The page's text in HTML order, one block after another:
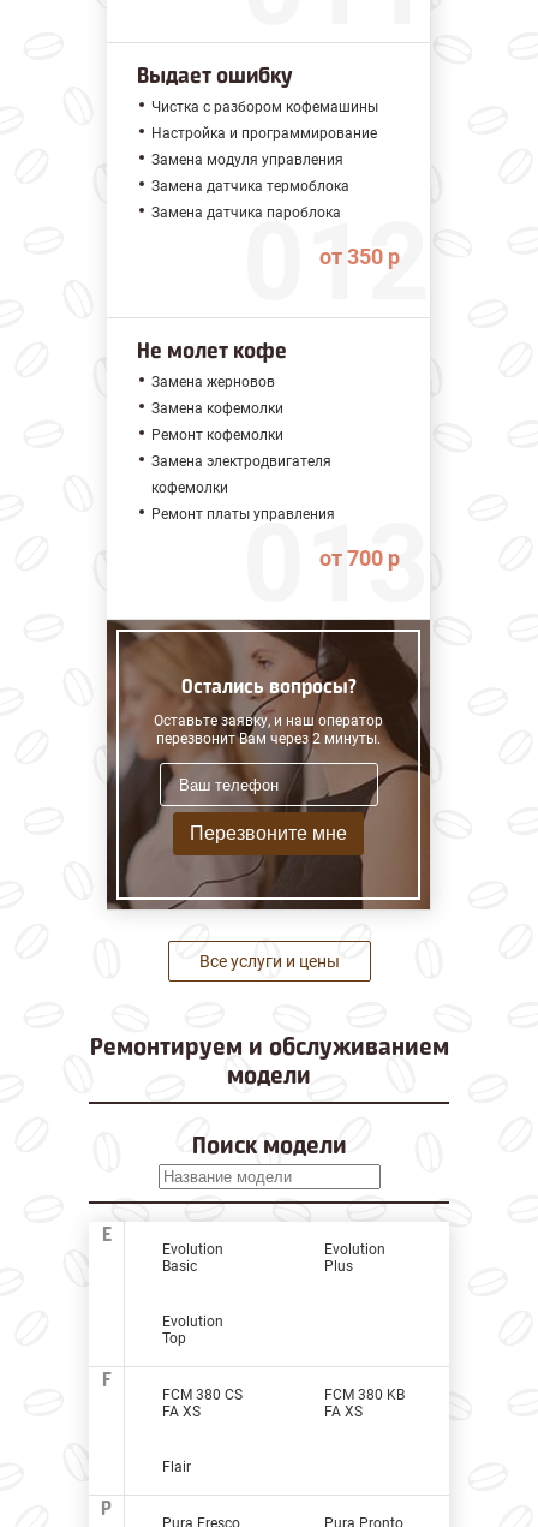
Выдает ошибку
Чистка с разбором кофемашины
Настройка и программирование
Замена модуля управления
Замена датчика термоблока
Замена датчика пароблока
от 350 р
Не молет кофе
Замена жерновов
Замена кофемолки
Ремонт кофемолки
Замена электродвигателя
кофемолки
Ремонт платы управления
от 700 р
Остались вопросы?
Оставьте заявку, и наш оператор
перезвонит Вам через 2 минуты.
Перезвоните мне
Все услуги и цены
Ремонтируем и обслуживанием
модели
Поиск модели
E
Evolution
Basic
Evolution
Plus
Evolution
Top
F
FCM 380 CS
FA XS
FCM 380 KB
FA XS
Flair
P